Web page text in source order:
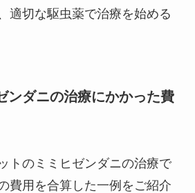
適切な駆虫薬で治療を始める
ンダニの治療にかかった費
トのミミヒゼンダニの治療で
費用を合算した一例をご紹介